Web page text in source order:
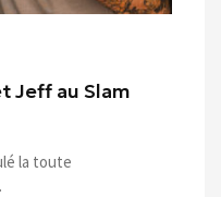
Jeff au Slam
la toute